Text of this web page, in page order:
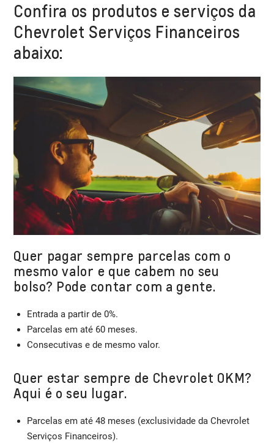
Confira os produtos e serviços da
Chevrolet Serviços Financeiros
abaixo:
Quer pagar sempre parcelas com o
mesmo valor e que cabem no seu
bolso? Pode contar com a gente.
Entrada a partir de 0%.
Parcelas em até 60 meses.
Consecutivas e de mesmo valor.
Quer estar sempre de Chevrolet 0KM?
Aqui é o seu lugar.
Parcelas em até 48 meses (exclusividade da Chevrolet
Serviços Financeiros).